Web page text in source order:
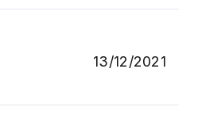
13/12/2021